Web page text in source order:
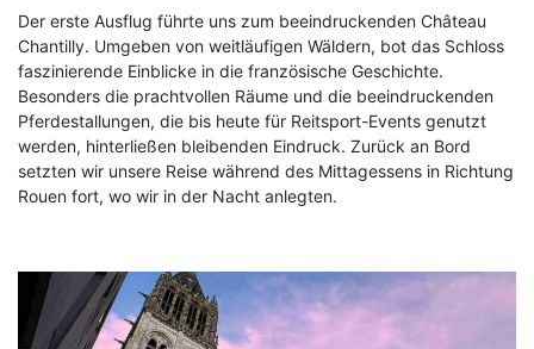
Sportreisen
Städtereisen
Wellness Kurzurlaub
Top Reise Deals
Flusskreuzfahrten Last Minute
Kreuzfahrten Last Minute
Der erste Ausflug führte uns zum beeindruckenden Château
Chantilly. Umgeben von weitläufigen Wäldern, bot das Schloss
faszinierende Einblicke in die französische Geschichte.
Besonders die prachtvollen Räume und die beeindruckenden
Pferdestallungen, die bis heute für Reitsport-Events genutzt
werden, hinterließen bleibenden Eindruck. Zurück an Bord
setzten wir unsere Reise während des Mittagessens in Richtung
Rouen fort, wo wir in der Nacht anlegten.